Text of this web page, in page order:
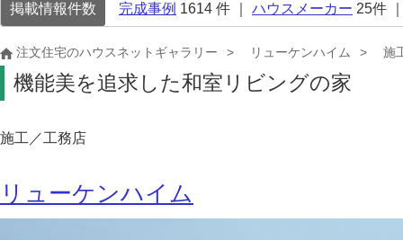
掲載情報件数 完成事例 1614 件 ｜ ハウスメーカー 25件
注文住宅のハウスネットギャラリー リューケンハイム 施
機能美を追求した和室リビングの家
施工／工務店
リューケンハイム